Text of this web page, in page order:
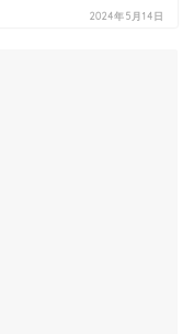
2024年5月14日